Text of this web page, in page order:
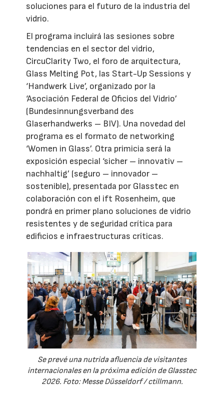
soluciones para el futuro de la industria del
vidrio.
El programa incluirá las sesiones sobre
tendencias en el sector del vidrio,
CircuClarity Two, el foro de arquitectura,
Glass Melting Pot, las Start-Up Sessions y
‘Handwerk Live’, organizado por la
‘Asociación Federal de Oficios del Vidrio’
(Bundesinnungsverband des
Glaserhandwerks – BIV). Una novedad del
programa es el formato de networking
‘Women in Glass’. Otra primicia será la
exposición especial ‘sicher – innovativ –
nachhaltig’ (seguro – innovador –
sostenible), presentada por Glasstec en
colaboración con el ift Rosenheim, que
pondrá en primer plano soluciones de vidrio
resistentes y de seguridad crítica para
edificios e infraestructuras críticas.
Se prevé una nutrida afluencia de visitantes
internacionales en la próxima edición de Glasstec
2026. Foto: Messe Düsseldorf / ctillmann.